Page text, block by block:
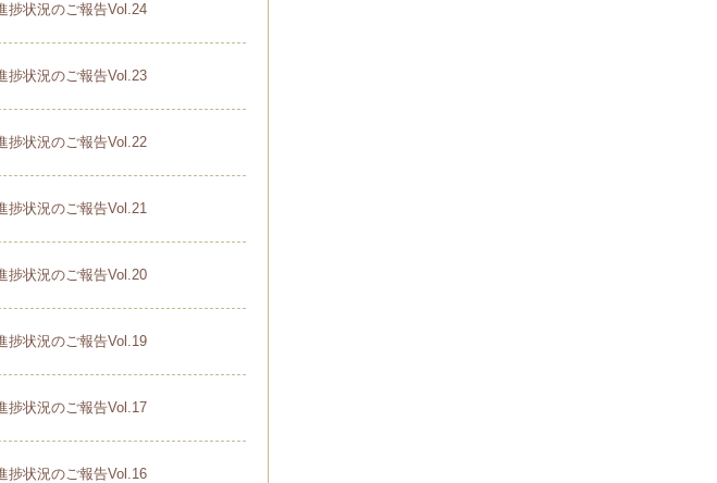
捗状況のご報告Vol.24
捗状況のご報告Vol.23
捗状況のご報告Vol.22
捗状況のご報告Vol.21
捗状況のご報告Vol.20
捗状況のご報告Vol.19
捗状況のご報告Vol.17
捗状況のご報告Vol.16